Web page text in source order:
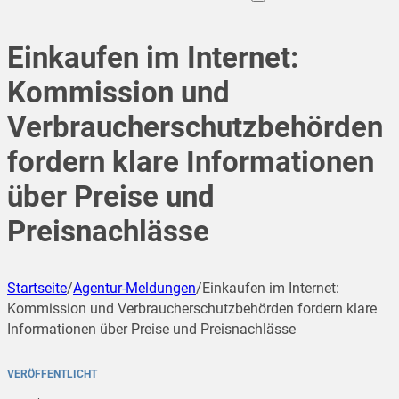
Einkaufen im Internet:
Kommission und
Verbraucherschutzbehörden
fordern klare Informationen
über Preise und
Preisnachlässe
Startseite/Agentur-Meldungen/Einkaufen im Internet:
Kommission und Verbraucherschutzbehörden fordern klare
Informationen über Preise und Preisnachlässe
VERÖFFENTLICHT